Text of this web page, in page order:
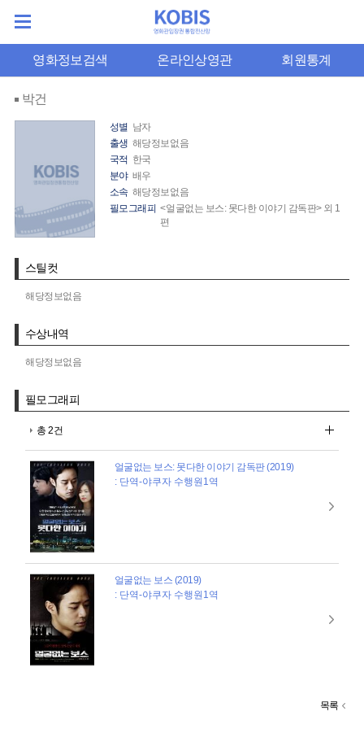
영화정보검색 온라인상영관 회원통계
박건
성별 남자
출생 해당정보없음
국적 한국
분야 배우
소속 해당정보없음
필모그래피 <얼굴없는 보스: 못다한 이야기 감독판> 외 1
편
스틸컷
해당정보없음
수상내역
해당정보없음
필모그래피
총 2건
얼굴없는 보스: 못다한 이야기 감독판 (2019)
: 단역-야쿠자 수행원1역
얼굴없는 보스 (2019)
: 단역-야쿠자 수행원1역
목록